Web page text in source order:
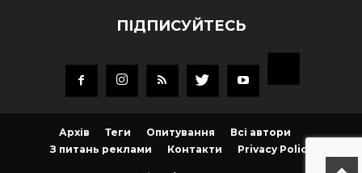
ПІДПИСУЙТЕСЬ
Архів Теги Опитування
Всі автори
З питань реклами
Контакти Privacy Policy